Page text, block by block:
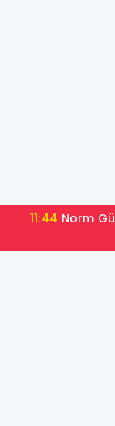
11:44